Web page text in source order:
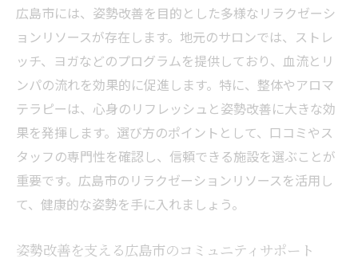
広島市には、姿勢改善を目的とした多様なリラクゼーシ
ョンリソースが存在します。地元のサロンでは、ストレ
ッチ、ヨガなどのプログラムを提供しており、血流とリ
ンパの流れを効果的に促進します。特に、整体やアロマ
テラピーは、心身のリフレッシュと姿勢改善に大きな効
果を発揮します。選び方のポイントとして、口コミやス
タッフの専門性を確認し、信頼できる施設を選ぶことが
重要です。広島市のリラクゼーションリソースを活用し
て、健康的な姿勢を手に入れましょう。
姿勢改善を支える広島市のコミュニティサポート